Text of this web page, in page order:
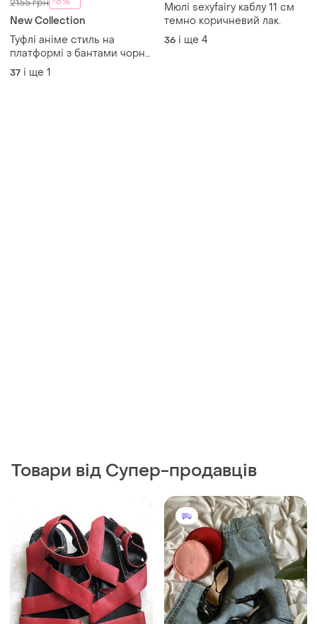
New Collection
Туфлі аніме стиль на
платформі з бантами чорні
лаковані
37 і ще 1
Мюлі sexyfairy каблу 11 см
темно коричневий лак.
36 і ще 4
Товари від Супер-продавців